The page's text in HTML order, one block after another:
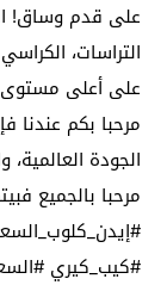
على قدم وساق!
التراسات،
على أعلى مستوى
​مرحبا بكم عندنا
الجودة
​مرحبا بالجميع
#كيب_كيري #السعيدية_2026